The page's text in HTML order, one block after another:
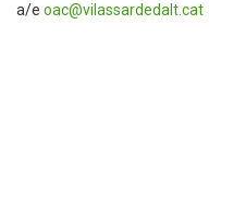
a/e oac@vilassardedalt.cat